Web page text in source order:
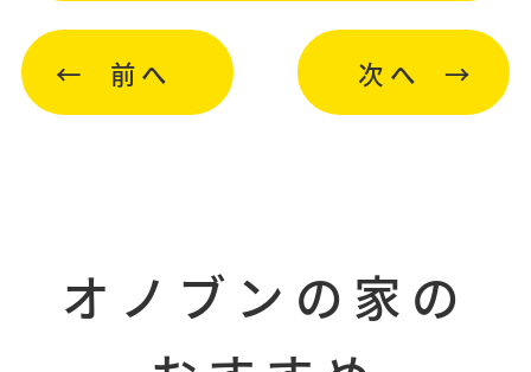
前へ 次へ
オノブンの家の